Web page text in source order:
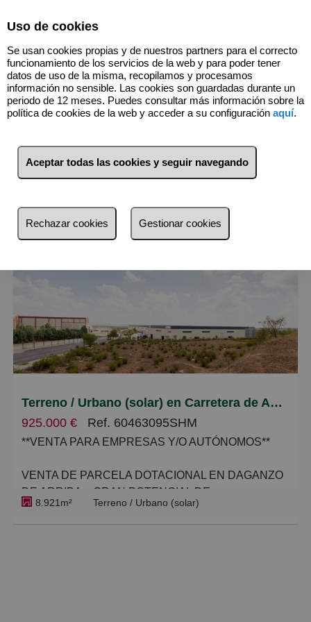
1 Inmuebles Daganzo de Arriba
(Madrid)
Lista Mapa Filtros
Menos reciente
Pequeños
Grandes
Terreno / Urbano (solar) en Carretera de Ajalvir, Daganzo de Arriba
925.000 €
Ref. 60463095SHM
**VENTA PARA EMPRESAS Y/O AUTÓNOMOS**
VENTA DE PARCELA DOTACIONAL EN DAGANZO
DE ARRIBA – GRAN POTENCIAL DE
DESARROLLO
Se vende parcela de suelo urbano consolidado en
8.921m² Terreno / Urbano (solar)
Uso de cookies
Se usan cookies propias y de nuestros partners para el correcto
funcionamiento de los servicios de la web y para poder tener
datos de uso de la misma, recopilamos y procesamos
información no sensible. Las cookies son guardadas durante un
periodo de 12 meses. Puedes consultar más información sobre la
política de cookies de la web y acceder a su configuración aquí.
Aceptar todas las cookies y seguir navegando
Rechazar cookies Gestionar cookies